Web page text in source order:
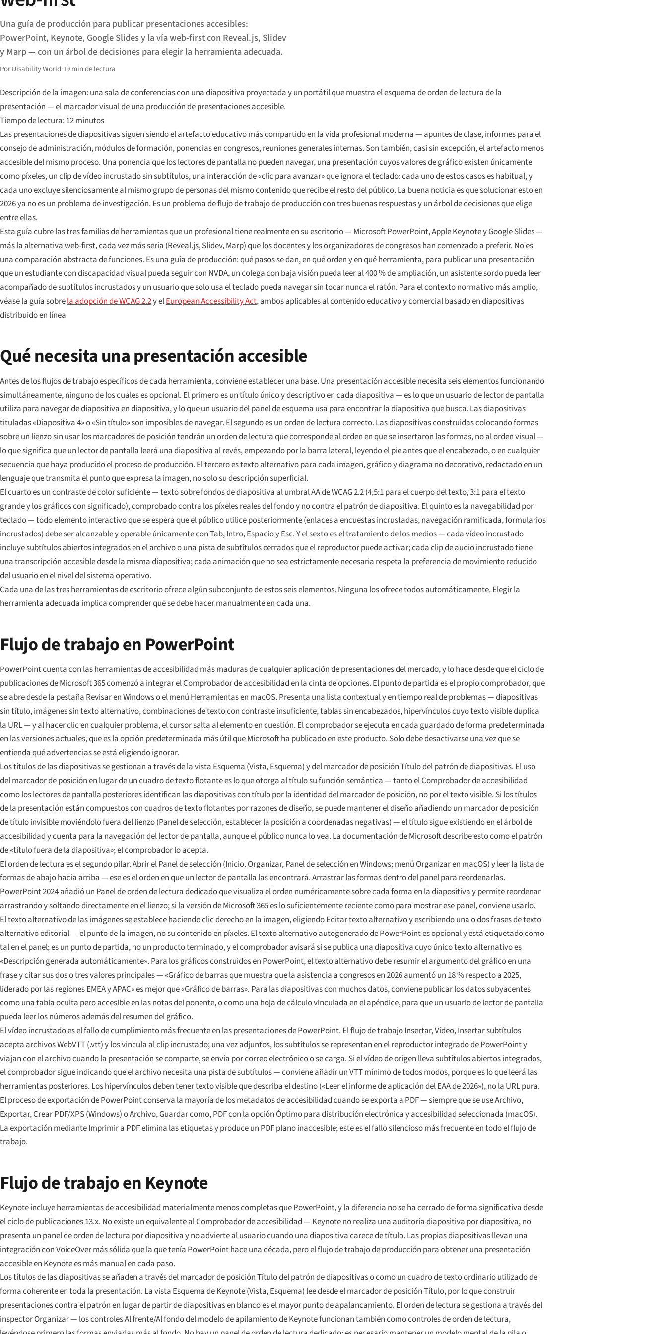
Una guía de producción para publicar presentaciones accesibles:
PowerPoint, Keynote, Google Slides y la vía web-first con Reveal.js, Slidev
y Marp — con un árbol de decisiones para elegir la herramienta adecuada.
Por Disability World·19 min de lectura
Descripción de la imagen: una sala de conferencias con una diapositiva proyectada y un portátil que muestra el esquema de orden de lectura de la
presentación — el marcador visual de una producción de presentaciones accesible.
Tiempo de lectura: 12 minutos
Las presentaciones de diapositivas siguen siendo el artefacto educativo más compartido en la vida profesional moderna — apuntes de clase, informes para el
consejo de administración, módulos de formación, ponencias en congresos, reuniones generales internas. Son también, casi sin excepción, el artefacto menos
accesible del mismo proceso. Una ponencia que los lectores de pantalla no pueden navegar, una presentación cuyos valores de gráfico existen únicamente
como píxeles, un clip de vídeo incrustado sin subtítulos, una interacción de «clic para avanzar» que ignora el teclado: cada uno de estos casos es habitual, y
cada uno excluye silenciosamente al mismo grupo de personas del mismo contenido que recibe el resto del público. La buena noticia es que solucionar esto en
2026 ya no es un problema de investigación. Es un problema de flujo de trabajo de producción con tres buenas respuestas y un árbol de decisiones que elige
entre ellas.
Esta guía cubre las tres familias de herramientas que un profesional tiene realmente en su escritorio — Microsoft PowerPoint, Apple Keynote y Google Slides —
más la alternativa web-first, cada vez más seria (Reveal.js, Slidev, Marp) que los docentes y los organizadores de congresos han comenzado a preferir. No es
una comparación abstracta de funciones. Es una guía de producción: qué pasos se dan, en qué orden y en qué herramienta, para publicar una presentación
que un estudiante con discapacidad visual pueda seguir con NVDA, un colega con baja visión pueda leer al 400 % de ampliación, un asistente sordo pueda leer
acompañado de subtítulos incrustados y un usuario que solo usa el teclado pueda navegar sin tocar nunca el ratón. Para el contexto normativo más amplio,
véase la guía sobrela adopción de WCAG 2.2y elEuropean Accessibility Act, ambos aplicables al contenido educativo y comercial basado en diapositivas
distribuido en línea.
Qué necesita una presentación accesible
Antes de los flujos de trabajo específicos de cada herramienta, conviene establecer una base. Una presentación accesible necesita seis elementos funcionando
simultáneamente, ninguno de los cuales es opcional. El primero es un título único y descriptivo en cada diapositiva — es lo que un usuario de lector de pantalla
utiliza para navegar de diapositiva en diapositiva, y lo que un usuario del panel de esquema usa para encontrar la diapositiva que busca. Las diapositivas
tituladas «Diapositiva 4» o «Sin título» son imposibles de navegar. El segundo es un orden de lectura correcto. Las diapositivas construidas colocando formas
sobre un lienzo sin usar los marcadores de posición tendrán un orden de lectura que corresponde al orden en que se insertaron las formas, no al orden visual —
lo que significa que un lector de pantalla leerá una diapositiva al revés, empezando por la barra lateral, leyendo el pie antes que el encabezado, o en cualquier
secuencia que haya producido el proceso de producción. El tercero es texto alternativo para cada imagen, gráfico y diagrama no decorativo, redactado en un
lenguaje que transmita el punto que expresa la imagen, no solo su descripción superficial.
El cuarto es un contraste de color suficiente — texto sobre fondos de diapositiva al umbral AA de WCAG 2.2 (4,5:1 para el cuerpo del texto, 3:1 para el texto
grande y los gráficos con significado), comprobado contra los píxeles reales del fondo y no contra el patrón de diapositiva. El quinto es la navegabilidad por
teclado — todo elemento interactivo que se espera que el público utilice posteriormente (enlaces a encuestas incrustadas, navegación ramificada, formularios
incrustados) debe ser alcanzable y operable únicamente con Tab, Intro, Espacio y Esc. Y el sexto es el tratamiento de los medios — cada vídeo incrustado
incluye subtítulos abiertos integrados en el archivo o una pista de subtítulos cerrados que el reproductor puede activar; cada clip de audio incrustado tiene
una transcripción accesible desde la misma diapositiva; cada animación que no sea estrictamente necesaria respeta la preferencia de movimiento reducido
del usuario en el nivel del sistema operativo.
Cada una de las tres herramientas de escritorio ofrece algún subconjunto de estos seis elementos. Ninguna los ofrece todos automáticamente. Elegir la
herramienta adecuada implica comprender qué se debe hacer manualmente en cada una.
Flujo de trabajo en PowerPoint
PowerPoint cuenta con las herramientas de accesibilidad más maduras de cualquier aplicación de presentaciones del mercado, y lo hace desde que el ciclo de
publicaciones de Microsoft 365 comenzó a integrar el Comprobador de accesibilidad en la cinta de opciones. El punto de partida es el propio comprobador, que
se abre desde la pestaña Revisar en Windows o el menú Herramientas en macOS. Presenta una lista contextual y en tiempo real de problemas — diapositivas
sin título, imágenes sin texto alternativo, combinaciones de texto con contraste insuficiente, tablas sin encabezados, hipervínculos cuyo texto visible duplica
la URL — y al hacer clic en cualquier problema, el cursor salta al elemento en cuestión. El comprobador se ejecuta en cada guardado de forma predeterminada
en las versiones actuales, que es la opción predeterminada más útil que Microsoft ha publicado en este producto. Solo debe desactivarse una vez que se
entienda qué advertencias se está eligiendo ignorar.
Los títulos de las diapositivas se gestionan a través de la vista Esquema (Vista, Esquema) y del marcador de posición Título del patrón de diapositivas. El uso
del marcador de posición en lugar de un cuadro de texto flotante es lo que otorga al título su función semántica — tanto el Comprobador de accesibilidad
como los lectores de pantalla posteriores identifican las diapositivas con título por la identidad del marcador de posición, no por el texto visible. Si los títulos
de la presentación están compuestos con cuadros de texto flotantes por razones de diseño, se puede mantener el diseño añadiendo un marcador de posición
de título invisible moviéndolo fuera del lienzo (Panel de selección, establecer la posición a coordenadas negativas) — el título sigue existiendo en el árbol de
accesibilidad y cuenta para la navegación del lector de pantalla, aunque el público nunca lo vea. La documentación de Microsoft describe esto como el patrón
de «título fuera de la diapositiva»; el comprobador lo acepta.
El orden de lectura es el segundo pilar. Abrir el Panel de selección (Inicio, Organizar, Panel de selección en Windows; menú Organizar en macOS) y leer la lista de
formas de abajo hacia arriba — ese es el orden en que un lector de pantalla las encontrará. Arrastrar las formas dentro del panel para reordenarlas.
PowerPoint 2024 añadió un Panel de orden de lectura dedicado que visualiza el orden numéricamente sobre cada forma en la diapositiva y permite reordenar
arrastrando y soltando directamente en el lienzo; si la versión de Microsoft 365 es lo suficientemente reciente como para mostrar ese panel, conviene usarlo.
El texto alternativo de las imágenes se establece haciendo clic derecho en la imagen, eligiendo Editar texto alternativo y escribiendo una o dos frases de texto
alternativo editorial — el punto de la imagen, no su contenido en píxeles. El texto alternativo autogenerado de PowerPoint es opcional y está etiquetado como
tal en el panel; es un punto de partida, no un producto terminado, y el comprobador avisará si se publica una diapositiva cuyo único texto alternativo es
«Descripción generada automáticamente». Para los gráficos construidos en PowerPoint, el texto alternativo debe resumir el argumento del gráfico en una
frase y citar sus dos o tres valores principales — «Gráfico de barras que muestra que la asistencia a congresos en 2026 aumentó un 18 % respecto a 2025,
liderado por las regiones EMEA y APAC» es mejor que «Gráfico de barras». Para las diapositivas con muchos datos, conviene publicar los datos subyacentes
como una tabla oculta pero accesible en las notas del ponente, o como una hoja de cálculo vinculada en el apéndice, para que un usuario de lector de pantalla
pueda leer los números además del resumen del gráfico.
El vídeo incrustado es el fallo de cumplimiento más frecuente en las presentaciones de PowerPoint. El flujo de trabajo Insertar, Vídeo, Insertar subtítulos
acepta archivos WebVTT (.vtt) y los vincula al clip incrustado; una vez adjuntos, los subtítulos se representan en el reproductor integrado de PowerPoint y
viajan con el archivo cuando la presentación se comparte, se envía por correo electrónico o se carga. Si el vídeo de origen lleva subtítulos abiertos integrados,
el comprobador sigue indicando que el archivo necesita una pista de subtítulos — conviene añadir un VTT mínimo de todos modos, porque es lo que leerá las
herramientas posteriores. Los hipervínculos deben tener texto visible que describa el destino («Leer el informe de aplicación del EAA de 2026»), no la URL pura.
El proceso de exportación de PowerPoint conserva la mayoría de los metadatos de accesibilidad cuando se exporta a PDF — siempre que se use Archivo,
Exportar, Crear PDF/XPS (Windows) o Archivo, Guardar como, PDF con la opción Óptimo para distribución electrónica y accesibilidad seleccionada (macOS).
La exportación mediante Imprimir a PDF elimina las etiquetas y produce un PDF plano inaccesible; este es el fallo silencioso más frecuente en todo el flujo de
trabajo.
Flujo de trabajo en Keynote
Keynote incluye herramientas de accesibilidad materialmente menos completas que PowerPoint, y la diferencia no se ha cerrado de forma significativa desde
el ciclo de publicaciones 13.x. No existe un equivalente al Comprobador de accesibilidad — Keynote no realiza una auditoría diapositiva por diapositiva, no
presenta un panel de orden de lectura por diapositiva y no advierte al usuario cuando una diapositiva carece de título. Las propias diapositivas llevan una
integración con VoiceOver más sólida que la que tenía PowerPoint hace una década, pero el flujo de trabajo de producción para obtener una presentación
accesible en Keynote es más manual en cada paso.
Los títulos de las diapositivas se añaden a través del marcador de posición Título del patrón de diapositivas o como un cuadro de texto ordinario utilizado de
forma coherente en toda la presentación. La vista Esquema de Keynote (Vista, Esquema) lee desde el marcador de posición Título, por lo que construir
presentaciones contra el patrón en lugar de partir de diapositivas en blanco es el mayor punto de apalancamiento. El orden de lectura se gestiona a través del
inspector Organizar — los controles Al frente/Al fondo del modelo de apilamiento de Keynote funcionan también como controles de orden de lectura,